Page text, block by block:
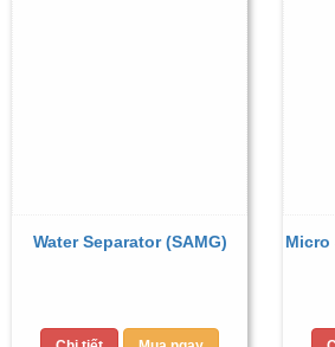
Water Separator (SAMG) Micro